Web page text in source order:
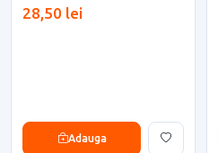
28,50 lei
Adauga